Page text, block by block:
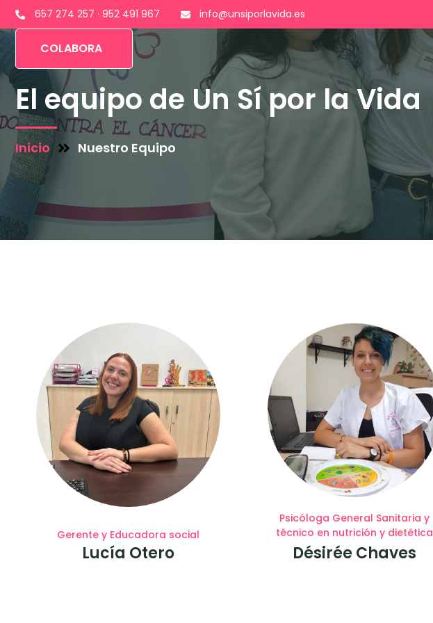
657 274 257 · 952 491 967 info@unsiporlavida.es
COLABORA
El equipo de Un Sí por la Vida
Inicio Nuestro Equipo
Gerente y Educadora social
Lucía Otero
Psicóloga General Sanitaria y
técnico en nutrición y dietética
Désirée Chaves